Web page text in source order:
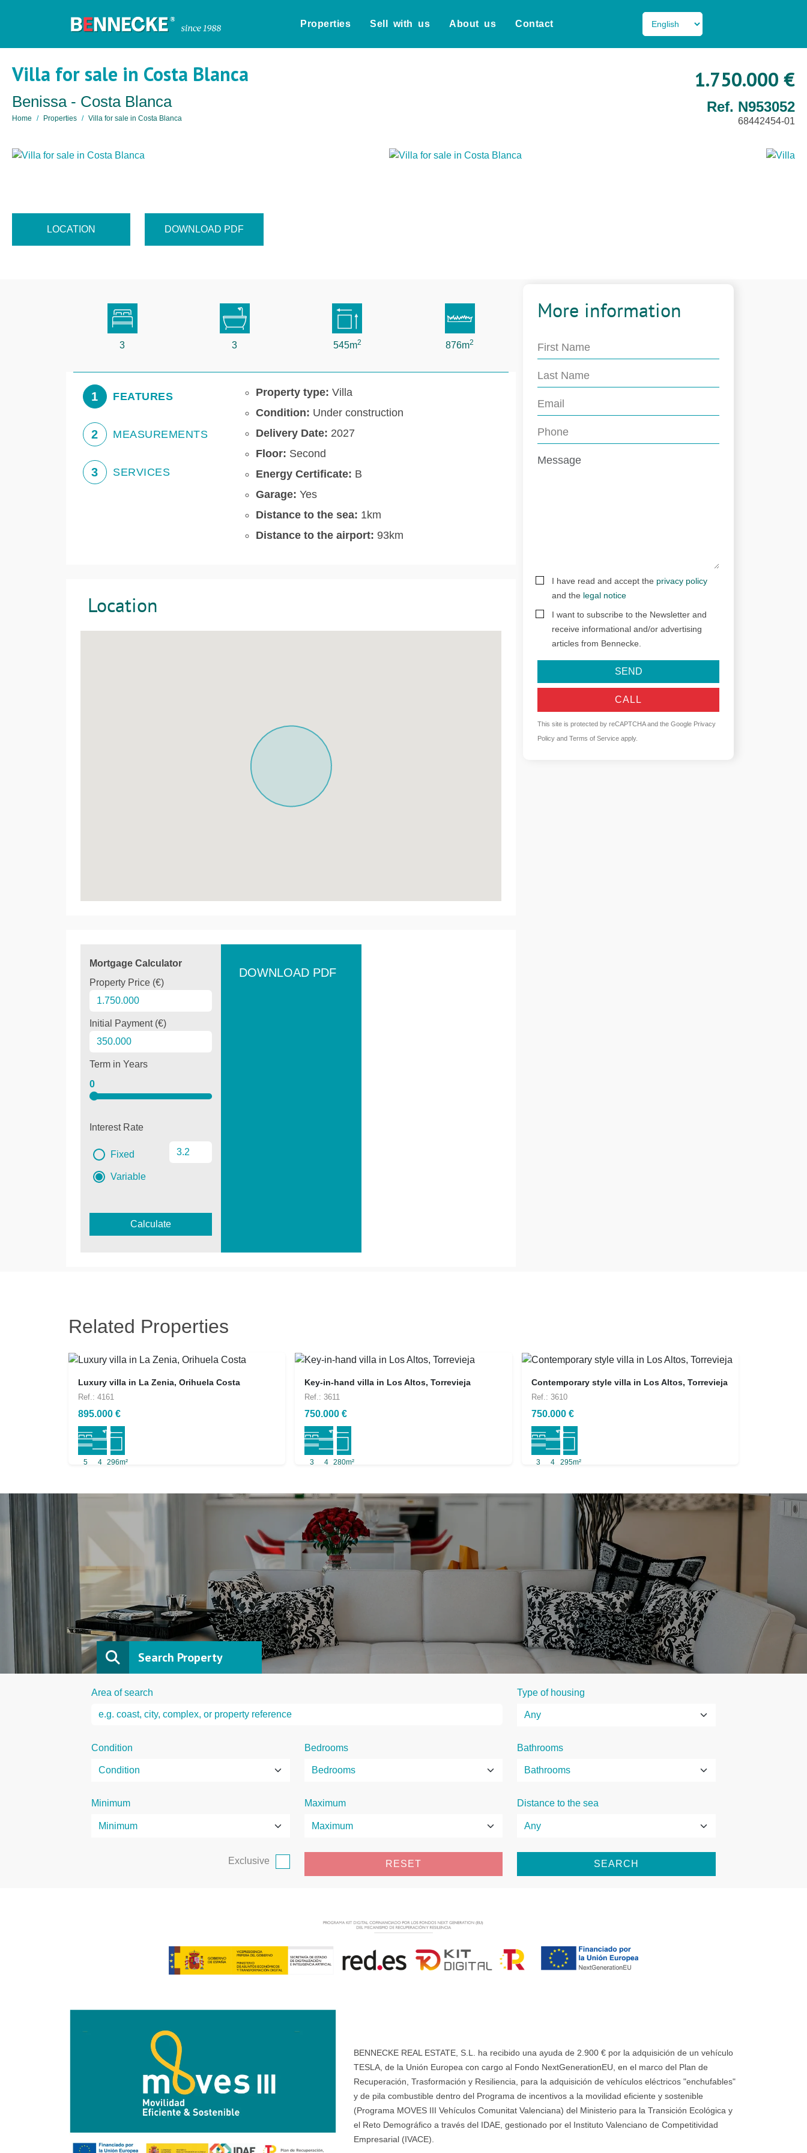
Properties Sell with us About us Contact
Villa for sale in Costa Blanca
Benissa - Costa Blanca
Home Properties Villa for sale in Costa Blanca
1.750.000 €
Ref. N953052
68442454-01
LOCATION DOWNLOAD PDF
3 3 545m2 876m2
1 FEATURES
2 MEASUREMENTS
3 SERVICES
Property type: Villa
Condition: Under construction
Delivery Date: 2027
Floor: Second
Energy Certificate: B
Garage: Yes
Distance to the sea: 1km
Distance to the airport: 93km
Location
Mortgage Calculator
Property Price (€)
Initial Payment (€)
Term in Years
0
Interest Rate
Fixed
Variable
Calculate
DOWNLOAD PDF
More information
I have read and accept the privacy policy
and the legal notice
I want to subscribe to the Newsletter and
receive informational and/or advertising
articles from Bennecke.
SEND
CALL
This site is protected by reCAPTCHA and the Google Privacy
Policy andTerms of Service apply.
Related Properties
Luxury villa in La Zenia, Orihuela Costa
Ref.: 4161
895.000 €
5 4 296m²
Key-in-hand villa in Los Altos, Torrevieja
Ref.: 3611
750.000 €
3 4 280m²
Contemporary style villa in Los Altos, Torrevieja
Ref.: 3610
750.000 €
3 4 295m²
Search Property
Area of search Type of housing
Condition Bedrooms Bathrooms
Minimum Maximum Distance to the sea
Exclusive RESET SEARCH
BENNECKE REAL ESTATE, S.L. ha recibido una ayuda de 2.900 € por la adquisición de un vehículo
TESLA, de la Unión Europea con cargo al Fondo NextGenerationEU, en el marco del Plan de
Recuperación, Trasformación y Resiliencia, para la adquisición de vehículos eléctricos "enchufables"
y de pila combustible dentro del Programa de incentivos a la movilidad eficiente y sostenible
(Programa MOVES III Vehículos Comunitat Valenciana) del Ministerio para la Transición Ecológica y
el Reto Demográfico a través del IDAE, gestionado por el Instituto Valenciano de Competitividad
Empresarial (IVACE).